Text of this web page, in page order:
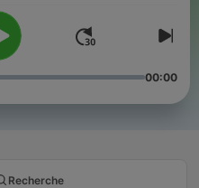
00:00
Recherche